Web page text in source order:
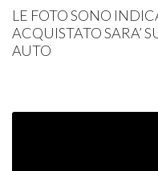
LE FOTOSONO
ACQUISTATOSARA’
AUTO